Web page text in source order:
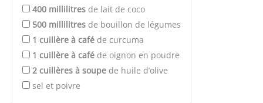
400 millilitres de lait de coco
500 millilitres de bouillon de légumes
1 cuillère à café de curcuma
1 cuillère à café de oignon en poudre
2 cuillères à soupe de huile d’olive
sel et poivre